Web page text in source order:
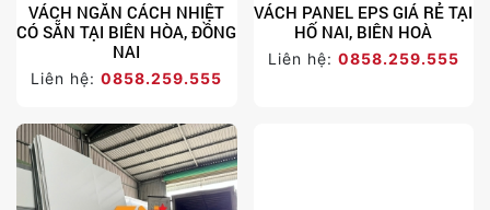
VÁCH NGĂN CÁCH NHIỆT
CÓ SẴN TẠI BIÊN HÒA, ĐỒNG
NAI
Liên hệ:0858.259.555
VÁCH PANEL EPS GIÁ RẺ TẠI
HỐ NAI, BIÊN HOÀ
Liên hệ: 0858.259.555